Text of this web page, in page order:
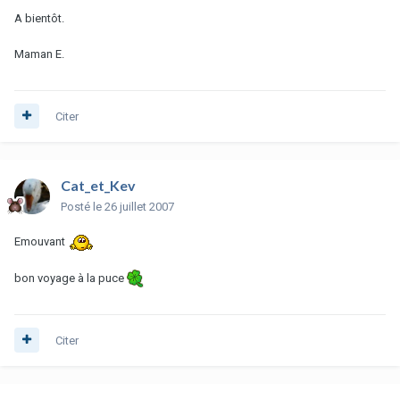
A bientôt.
Maman E.
Citer
Cat_et_Kev
Posté le 26 juillet 2007
Emouvant
bon voyage à la puce
Citer